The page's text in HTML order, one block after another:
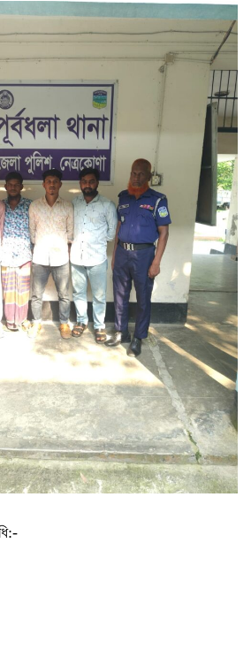
শাড়ি পরে এলে ফুলমার্ক পাবে’, খুবির
সেই শিক্ষকের আরেক কাণ্ড
কিস্তি সুরক্ষা কার্ডধারী ৮ শতাধিক
পরিবারকে সহায়তা ওয়ালটন প্লাজার
তিন উপদেষ্টার সঙ্গে জামায়াতের
সেক্রেটারির সাক্ষাৎ
বাগানে পড়েছিল নারীর গলাকাটা মরদেহ
পু‌লি‌শে বরখাস্ত চলমান প্রক্রিয়া:
স্বরাষ্ট্র উপদেষ্টা